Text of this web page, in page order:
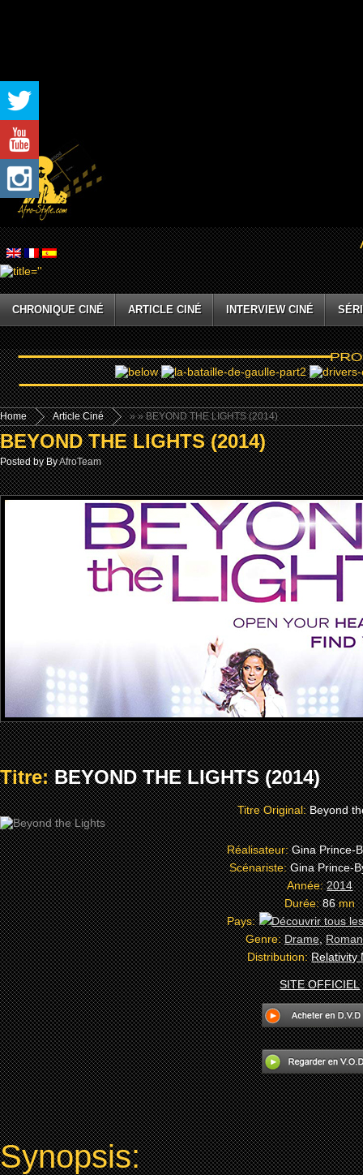
CHRONIQUE CINÉ ARTICLE CINÉ INTERVIEW CINÉ
Home »
Article Ciné » BEYOND THE LIGHTS (2014)
BEYOND THE LIGHTS (2014)
Posted by ByAfroTeam
Titre:BEYOND THE LIGHTS (2014)
Titre Original:Beyond
Réalisateur:Gina Prince-
Scénariste:Gina Prince-
Année:2014
Durée:86mn
Pays:
Genre:Drame,
Distribution:Relativity
SITE OFFICIEL
Synopsis: